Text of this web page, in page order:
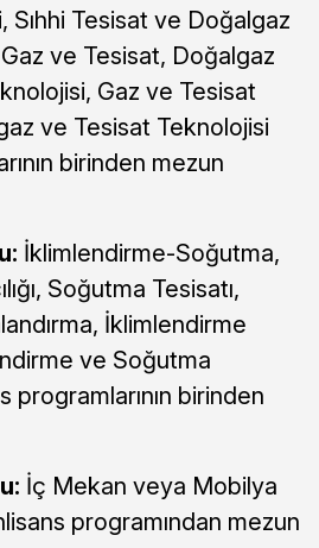
Sıhhi Tesisat ve Doğalgaz
ve Tesisat, Doğalgaz
Gaz ve Tesisat
ve Tesisat Teknolojisi
birinden mezun
İklimlendirme-Soğutma,
Soğutma Tesisatı,
İklimlendirme
ve Soğutma
programlarının birinden
İç Mekan veya Mobilya
programından mezun